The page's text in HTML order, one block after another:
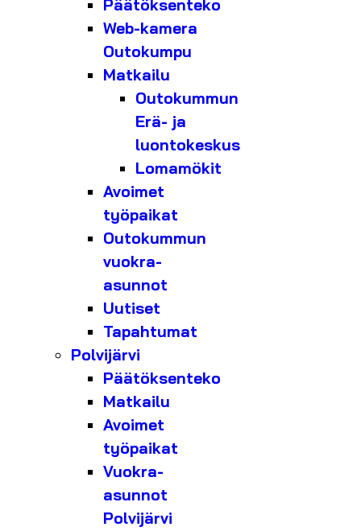
Päätöksenteko
Web-kamera
Outokumpu
Matkailu
Outokummun
Erä- ja
luontokeskus
Lomamökit
Avoimet
työpaikat
Outokummun
vuokra-
asunnot
Uutiset
Tapahtumat
Polvijärvi
Päätöksenteko
Matkailu
Avoimet
työpaikat
Vuokra-
asunnot
Polvijärvi